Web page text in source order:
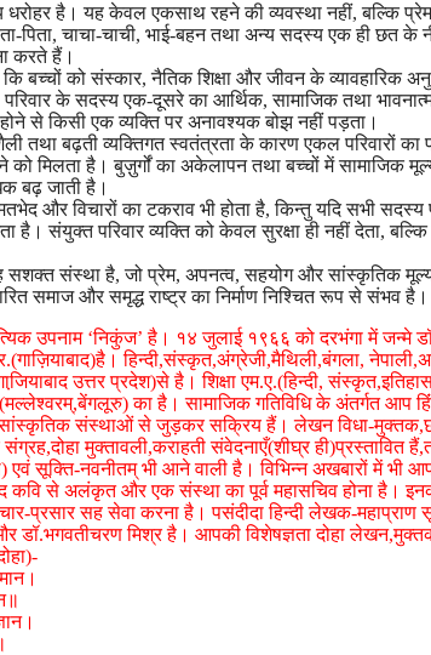
है। यह केवल एकसाथ रहने की व्यवस्था नहीं, बल्कि
पिता, चाचा-चाची, भाई-बहन तथा अन्य सदस्य एक ही
करते हैं।
बच्चों को संस्कार, नैतिक शिक्षा और जीवन के व्यावहारिक
परिवार के सदस्य एक-दूसरे का आर्थिक, सामाजिक तथा
से किसी एक व्यक्ति पर अनावश्यक बोझ नहीं पड़ता।
तथा बढ़ती व्यक्तिगत स्वतंत्रता के कारण एकल परिवारों का
को मिलता है। बुज़ुर्गों का अकेलापन तथा बच्चों में सामाजिक
बढ़ जाती है।
और विचारों का टकराव भी होता है, किन्तु यदि सभी सदस्य
संयुक्त परिवार व्यक्ति को केवल सुरक्षा ही नहीं देता,
सशक्त संस्था है, जो प्रेम, अपनत्व, सहयोग और सांस्कृतिक
समाज और समृद्ध राष्ट्र का निर्माण निश्चित रूप से संभव है।
उपनाम ‘निकुंज’ है। १४ जुलाई १९६६ को दरभंगा में जन्मे
हिन्दी,संस्कृत,अंग्रेजी,मैथिली,बंगला,
उत्तर प्रदेश)से है। शिक्षा एम.ए.(हिन्दी,
का है। सामाजिक गतिविधि के अंतर्गत आप
सांस्कृतिक संस्थाओं से जुड़कर सक्रिय हैं। लेखन विधा-
मुक्तावली,कराहती संवेदनाएँ(शीघ्र ही)प्रस्तावित
सूक्ति-नवनीतम् भी आने वाली है। विभिन्न अखबारों में भी
से अलंकृत और एक संस्था का पूर्व महासचिव होना है। इनकी
प्रसार सह सेवा करना है। पसंदीदा हिन्दी लेखक-महाप्राण
डॉ.भगवतीचरण मिश्र है। आपकी विशेषज्ञता दोहा